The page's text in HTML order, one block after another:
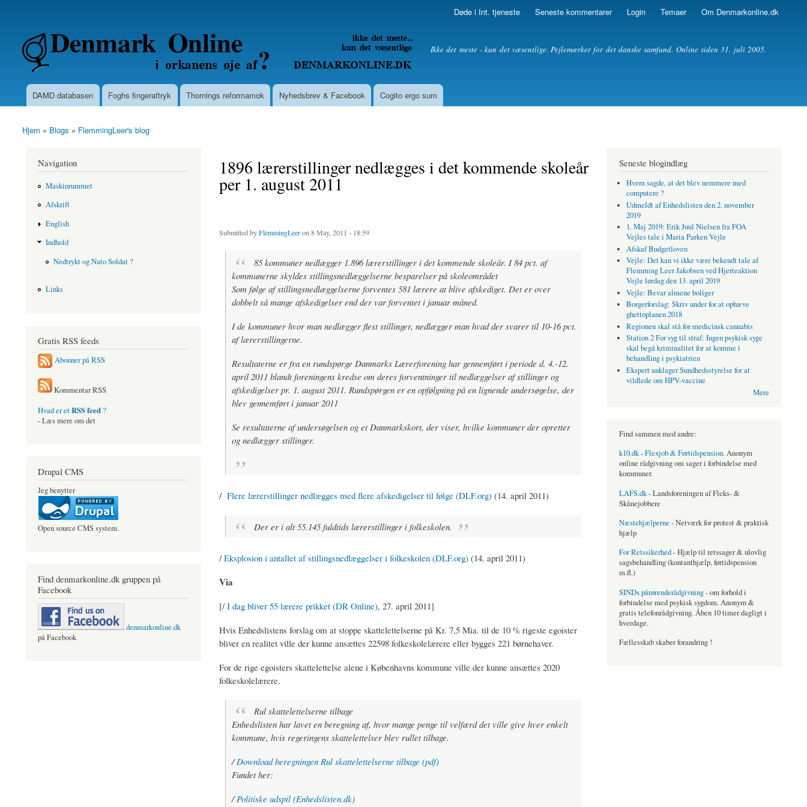
content
Døde i Int. tjeneste Seneste kommentarer Login Temaer Om Denmarkonline.dk
Denmarkonline.dk - blognyheder om politik Ikke det meste - kun det væsentlige. Pejlemærker for det danske samfund. Online siden 31. juli 2005.
Main menu
DAMD databasen Foghs fingeraftryk Thornings reformamok Nyhedsbrev & Facebook Cogito ergo sum
You are here
Hjem » Blogs » FlemmingLeer's blog
1896 lærerstillinger nedlægges i det kommende skoleår
per 1. august 2011
Submitted byFlemmingLeeron 8 May, 2011 - 18:59
85 kommuner nedlægger 1.896 lærerstillinger i det kommende skoleår. I 84 pct. af
kommunerne skyldes stillingsnedlæggelserne besparelser på skoleområdet
Som følge af stillingsnedlæggelserne forventes 581 lærere at blive afskediget. Det er over
dobbelt så mange afskedigelser end der var forventet i januar måned.
I de kommuner hvor man nedlægger flest stillinger, nedlægger man hvad der svarer til 10-16 pct.
af lærerstillingerne.
Resultaterne er fra en rundspørge Danmarks Lærerforening har gennemført i periode d. 4.-12.
april 2011 blandt foreningens kredse om deres forventninger til nedlæggelser af stillinger og
afskedigelser pr. 1. august 2011. Rundspørgen er en opfølgning på en lignende undersøgelse, der
blev gennemført i januar 2011
Se resultaterne af undersøgelsen og et Danmarkskort, der viser, hvilke kommuner der opretter
og nedlægger stillinger.
/ Flere lærerstillinger nedlægges med flere afskedigelser til følge (DLF.org)(14. april 2011)
Der er i alt 55.145 fuldtids lærerstillinger i folkeskolen.
/Eksplosion i antallet af stillingsnedlæggelser i folkeskolen (DLF.org)(14. april 2011)
Via
[/I dag bliver 55 lærere prikket (DR Online), 27. april 2011]
Hvis Enhedslistens forslag om at stoppe skattelettelserne på Kr. 7,5 Mia. til de 10 % rigeste egoister
bliver en realitet ville der kunne ansættes 22598 folkeskolelærere eller bygges 221 børnehaver.
For de rige egoisters skattelettelse alene i Københavns kommune ville der kunne ansættes 2020
folkeskolelærere.
Rul skattelettelserne tilbage
Enhedslisten har lavet en beregning af, hvor mange penge til velfærd det ville give hver enkelt
kommune, hvis regeringens skattelettelser blev rullet tilbage.
/Download beregningen Rul skattelettelserne tilbage (pdf)
Fundet her:
/Politiske udspil (Enhedslisten.dk)
Navigation
Maskinrummet
Afskrift
English
Indhold
Nedtrykt og Nato Soldat ?
Links
Gratis RSS feeds
Abonner på RSS
Kommentar RSS
Hvad er etRSS feed ?
- Læs mere om det
Drupal CMS
Jeg benytter
Open source CMS system.
Find denmarkonline.dk gruppen på
Facebook
denmarkonline.dk
på Facebook
Seneste blogindlæg
Hvem sagde, at det blev nemmere med
computere ?
Udmeldt af Enhedslisten den 2. november
2019
1. Maj 2019: Erik Juul Nielsen fra FOA
Vejles tale i Maria Parken Vejle
Afskaf Budgetloven
Vejle: Det kan vi ikke være bekendt tale af
Flemming Leer Jakobsen ved Hjerteaktion
Vejle lørdag den 13. april 2019
Vejle: Bevar almene boliger
Borgerforslag: Skriv under for at ophæve
ghettoplanen 2018
Regionen skal stå for medicinsk cannabis
Station 2 For syg til straf: Ingen psykisk syge
skal begå kriminalitet for at komme i
behandling i psykiatrien
Ekspert anklager Sundhedsstyrelse for at
vildlede om HPV-vaccine
Mere
Find sammen med andre:
k10.dk - Flexjob & Førtidspension. Anonym
online rådgivning om sager i forbindelse med
kommuner.
LAFS.dk- Landsforeningen af Fleks- &
Skånejobbere
Næstehjælperne - Netværk for protest & praktisk
hjælp
For Retssikerhed- Hjælp til retssager & ulovlig
sagsbehandling (kontanthjælp, førtidspension
m.fl.)
SINDs pårørenderådgivning- om forhold i
forbindelse med psykisk sygdom. Anonym &
gratis telefonrådgivning. Åben 10 timer dagligt i
hverdage.
Fællesskab skaber forandring !